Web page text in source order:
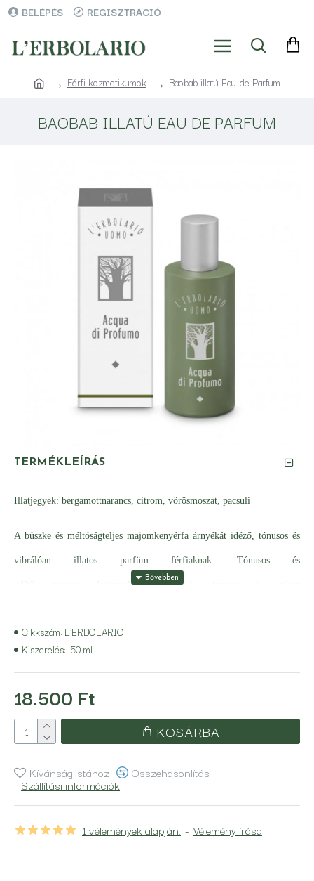
BELÉPÉS REGISZTRÁCIÓ
Férfi kozmetikumok Baobab illatú Eau de Parfum
BAOBAB ILLATÚ EAU DE PARFUM
TERMÉKLEÍRÁS
Illatjegyek: bergamottnarancs, citrom, vörösmoszat, pacsuli
A büszke és méltóságteljes majomkenyérfa árnyékát idéző, tónusos és
vibrálóan illatos parfüm férfiaknak. Tónusos és
üdítő, citrusos fejjegyekkel kezdődik, tengeri és száraz
1 vélemények alapján. - Vélemény írása
18.500 Ft
Cikkszám: L'ERBOLARIO
Kiszerelés:: 50 ml
KOSÁRBA
Kívánságlistához Összehasonlítás
Szállítási információk